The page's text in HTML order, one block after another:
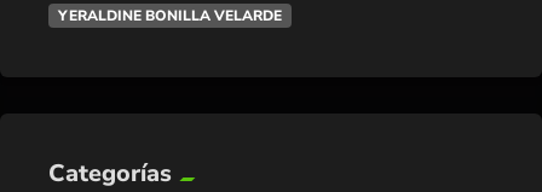
YERALDINE BONILLA VELARDE
Categorías